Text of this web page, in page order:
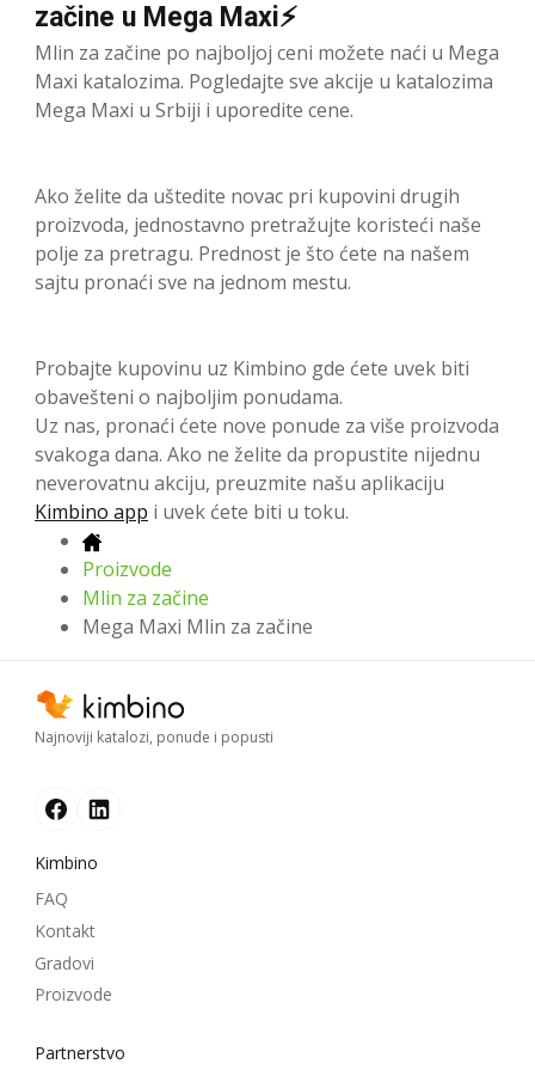
začine u Mega Maxi⚡
Mlin za začine po najboljoj ceni možete naći u Mega
Maxi katalozima. Pogledajte sve akcije u katalozima
Mega Maxi u Srbiji i uporedite cene.
Ako želite da uštedite novac pri kupovini drugih
proizvoda, jednostavno pretražujte koristeći naše
polje za pretragu. Prednost je što ćete na našem
sajtu pronaći sve na jednom mestu.
Probajte kupovinu uz Kimbino gde ćete uvek biti
obavešteni o najboljim ponudama.
Uz nas, pronaći ćete nove ponude za više proizvoda
svakoga dana. Ako ne želite da propustite nijednu
neverovatnu akciju, preuzmite našu aplikaciju
Kimbino app i uvek ćete biti u toku.
Proizvode
Mlin za začine
Mega Maxi Mlin za začine
Najnoviji katalozi, ponude i popusti
Kimbino
FAQ
Kontakt
Gradovi
Proizvode
Partnerstvo